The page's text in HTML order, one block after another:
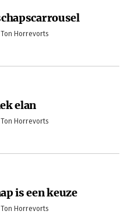
Ton Horrevorts
elan
Ton Horrevorts
is een keuze
Ton Horrevorts